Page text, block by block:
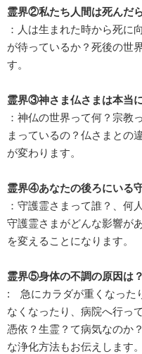
霊界②私たち人間は死んだ
：人は生まれた時から死に
が待っているか？死後の世
す。
霊界③神さま仏さまは本当
：神仏の世界って何？宗
まっているの？仏さまとの
が変わります。
霊界④あなたの後ろにいる
：守護霊さまって誰？、何
守護霊さまがどんな影響が
を変えることになります。
霊界⑤身体の不調の原因は
: 急にカラダが重くなった
なくなったり、病院へ行っ
憑依？生霊？て病気なのか
な浄化方法もお伝えします。